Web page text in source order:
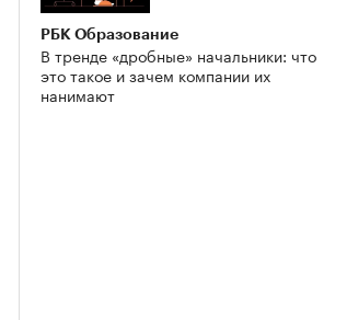
РБК Образование
В тренде «дробные» начальники: что
это такое и зачем компании их
нанимают